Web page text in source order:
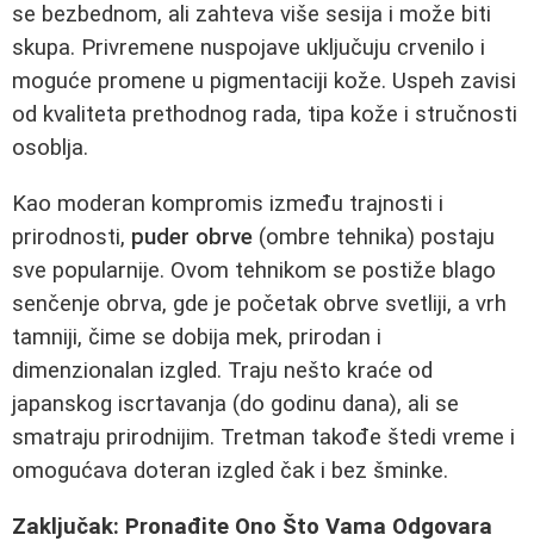
se bezbednom, ali zahteva više sesija i može biti
skupa. Privremene nuspojave uključuju crvenilo i
moguće promene u pigmentaciji kože. Uspeh zavisi
od kvaliteta prethodnog rada, tipa kože i stručnosti
osoblja.
Kao moderan kompromis između trajnosti i
prirodnosti, puder obrve (ombre tehnika) postaju
sve popularnije. Ovom tehnikom se postiže blago
senčenje obrva, gde je početak obrve svetliji, a vrh
tamniji, čime se dobija mek, prirodan i
dimenzionalan izgled. Traju nešto kraće od
japanskog iscrtavanja (do godinu dana), ali se
smatraju prirodnijim. Tretman takođe štedi vreme i
omogućava doteran izgled čak i bez šminke.
Zaključak: Pronađite Ono Što Vama Odgovara